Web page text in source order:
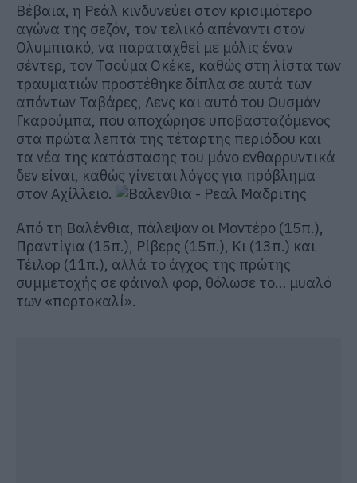
Βέβαια, η Ρεάλ κινδυνεύει στον κρισιμότερο
αγώνα της σεζόν, τον τελικό απέναντι στον
Ολυμπιακό, να παραταχθεί με μόλις έναν
σέντερ, τον Τσούμα Οκέκε, καθώς στη λίστα των
τραυματιών προστέθηκε δίπλα σε αυτά των
απόντων Ταβάρες, Λενς και αυτό του Ουσμάν
Γκαρούμπα, που αποχώρησε υποβασταζόμενος
στα πρώτα λεπτά της τέταρτης περιόδου και
τα νέα της κατάστασης του μόνο ενθαρρυντικά
δεν είναι, καθώς γίνεται λόγος για πρόβλημα
στον Αχίλλειο.
Από τη Βαλένθια, πάλεψαν οι Μοντέρο (15π.),
Πραντίγια (15π.), Ρίβερς (15π.), Κι (13π.) και
Τέιλορ (11π.), αλλά το άγχος της πρώτης
συμμετοχής σε φάιναλ φορ, θόλωσε το… μυαλό
των «πορτοκαλί».